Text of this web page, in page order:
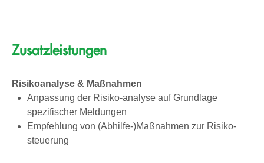
Zusatzleistungen
Risikoanalyse & Maßnahmen
Anpassung der Risiko-analyse auf Grundlage
spezifischer Meldungen
Empfehlung von (Abhilfe-)Maßnahmen zur Risiko-
steuerung